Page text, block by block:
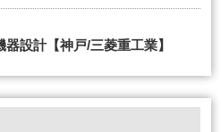
設計【神戸/三菱重工業】